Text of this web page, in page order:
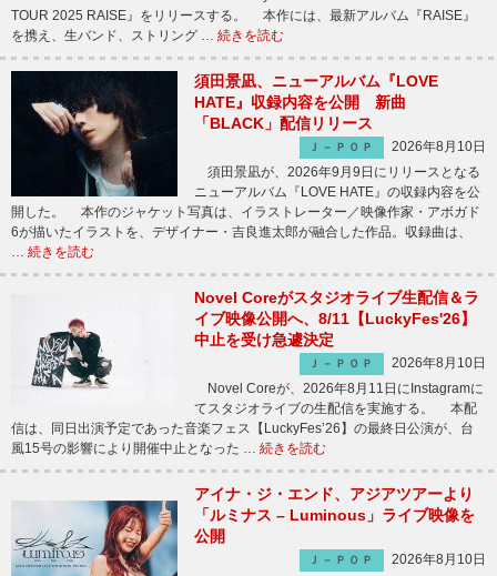
TOUR 2025 RAISE』をリリースする。 本作には、最新アルバム『RAISE』
を携え、生バンド、ストリング … 続きを読む
須田景凪、ニューアルバム『LOVE
HATE』収録内容を公開 新曲
「BLACK」配信リリース
Ｊ－ＰＯＰ
2026年8月10日
須田景凪が、2026年9月9日にリリースとなる
ニューアルバム『LOVE HATE』の収録内容を公
開した。 本作のジャケット写真は、イラストレーター／映像作家・アボガド
6が描いたイラストを、デザイナー・吉良進太郎が融合した作品。収録曲は、
… 続きを読む
Novel Coreがスタジオライブ生配信＆ラ
イブ映像公開へ、8/11【LuckyFes'26】
中止を受け急遽決定
Ｊ－ＰＯＰ
2026年8月10日
Novel Coreが、2026年8月11日にInstagramに
てスタジオライブの生配信を実施する。 本配
信は、同日出演予定であった音楽フェス【LuckyFes’26】の最終日公演が、台
風15号の影響により開催中止となった … 続きを読む
アイナ・ジ・エンド、アジアツアーより
「ルミナス – Luminous」ライブ映像を
公開
Ｊ－ＰＯＰ
2026年8月10日